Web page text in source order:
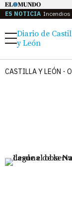
ES NOTICIA Incendios
Menú
Diario de
y León
CASTILLA Y LEÓN